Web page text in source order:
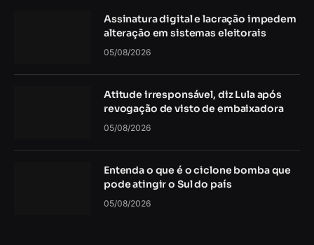
Assinatura digital e lacração impedem
alteração em sistemas eleitorais
05/08/2026
Atitude irresponsável, diz Lula após
revogação de visto de embaixadora
05/08/2026
Entenda o que é o ciclone bomba que
pode atingir o Sul do país
05/08/2026